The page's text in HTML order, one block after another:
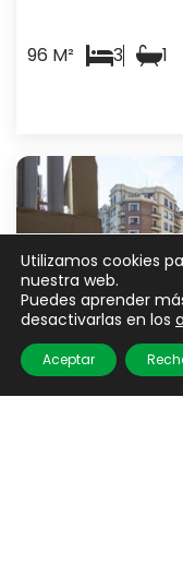
96 M² 3 1
Utilizamos cookies
nuestra web.
Puedes aprender
desactivarlas en los
Aceptar